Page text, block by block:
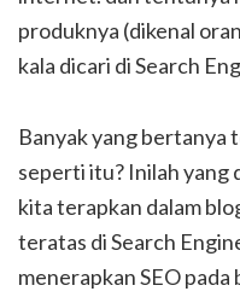
produknya (dikenal
kala dicari di Search
Banyak yang bertanya
seperti itu? Inilah yang
kita terapkan dalam
teratas di Search
menerapkan SEO pada